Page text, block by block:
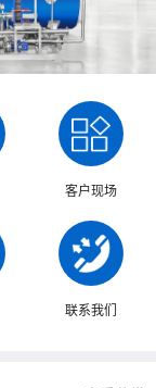
客户现场
联系我们